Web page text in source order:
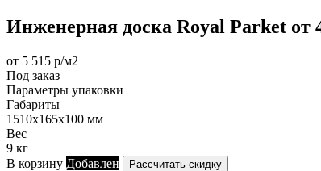
Инженерная доска Royal Parket от
от 5 515 р/м2
Под заказ
Параметры упаковки
Габариты
1510х165х100 мм
Вес
9 кг
В корзину Добавлен Рассчитать скидку